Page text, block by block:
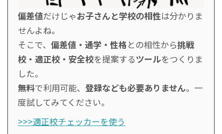
偏差値だけじゃお子さんと学校の相性は分かりま
せんよね。
そこで、 偏差値・通学・性格との相性から挑戦
校・適正校・安全校を提案するツールをつくりま
した。
無料で利用可能、 登録なども必要ありません。一
度試してみてください。
>>>適正校チェッカーを使う